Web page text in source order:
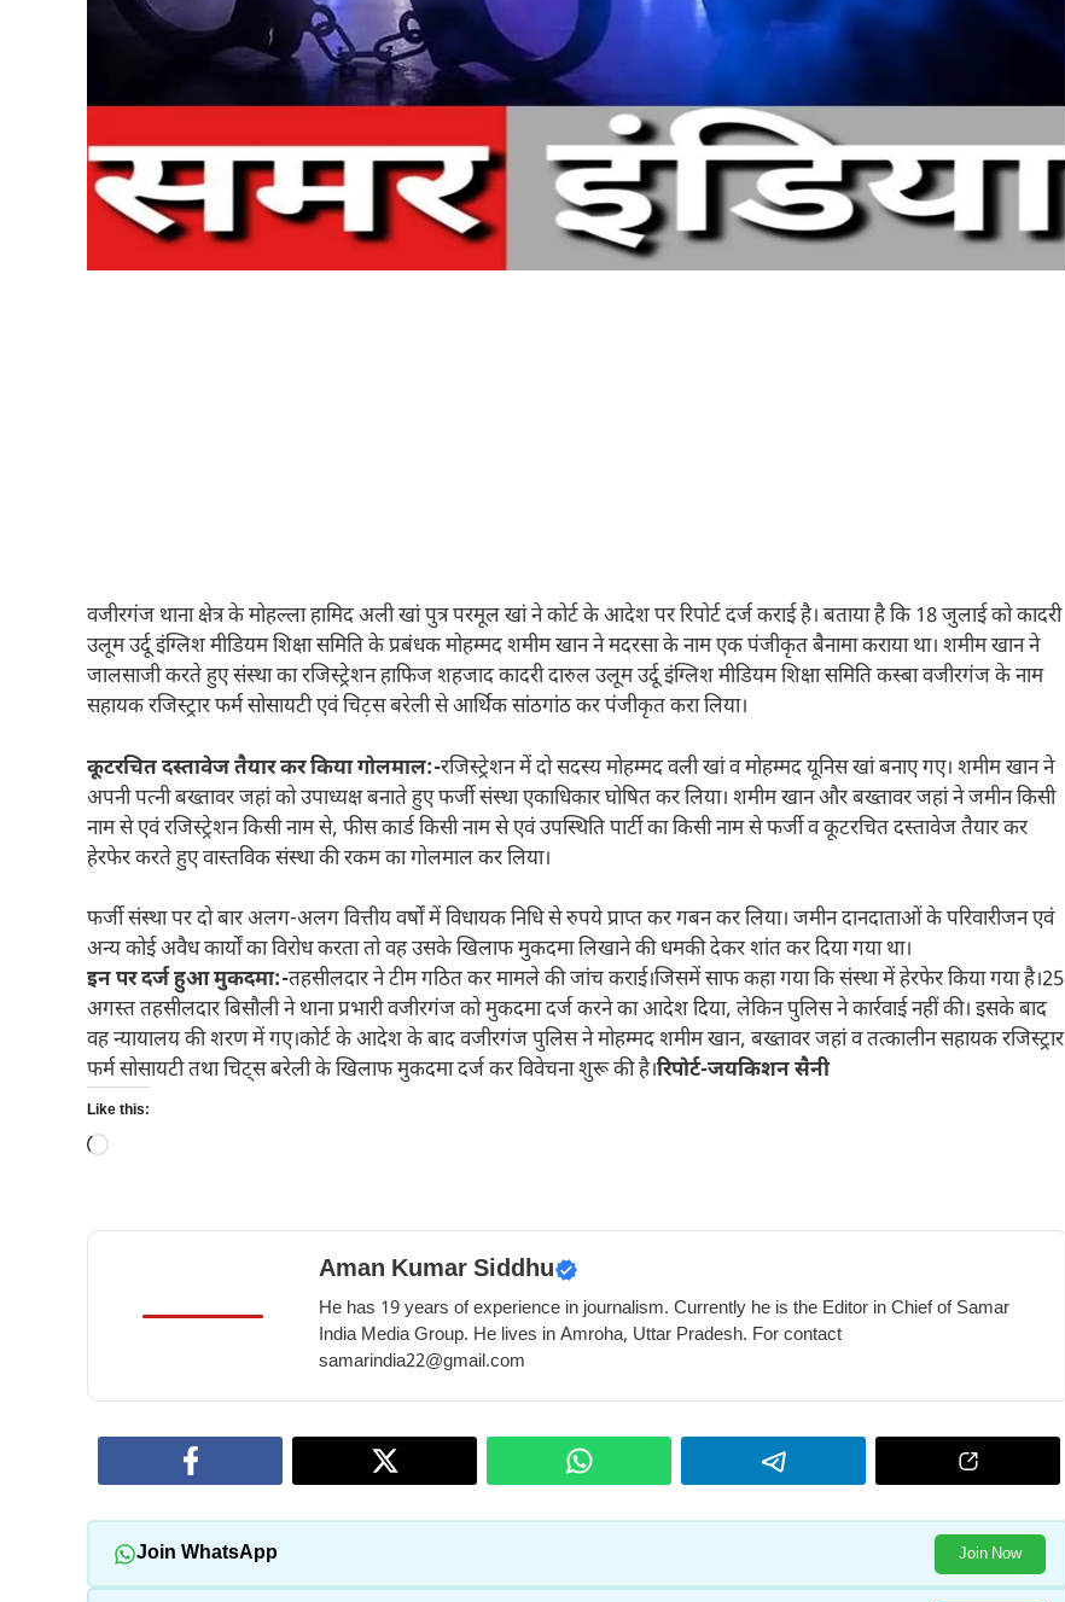
वजीरगंज थाना क्षेत्र के मोहल्ला हामिद अली खां पुत्र परमूल खां ने कोर्ट के आदेश पर रिपोर्ट दर्ज कराई है। बताया है कि 18 जुलाई को कादरी
उलूम उर्दू इंग्लिश मीडियम शिक्षा समिति के प्रबंधक मोहम्मद शमीम खान ने मदरसा के नाम एक पंजीकृत बैनामा कराया था। शमीम खान ने
जालसाजी करते हुए संस्था का रजिस्ट्रेशन हाफिज शहजाद कादरी दारुल उलूम उर्दू इंग्लिश मीडियम शिक्षा समिति कस्बा वजीरगंज के नाम
सहायक रजिस्ट्रार फर्म सोसायटी एवं चिट़स बरेली से आर्थिक सांठगांठ कर पंजीकृत करा लिया।
कूटरचित दस्तावेज तैयार कर किया गोलमाल:-रजिस्ट्रेशन में दो सदस्य मोहम्मद वली खां व मोहम्मद यूनिस खां बनाए गए। शमीम खान ने
अपनी पत्नी बख्तावर जहां को उपाध्यक्ष बनाते हुए फर्जी संस्था एकाधिकार घोषित कर लिया। शमीम खान और बख्तावर जहां ने जमीन किसी
नाम से एवं रजिस्ट्रेशन किसी नाम से, फीस कार्ड किसी नाम से एवं उपस्थिति पार्टी का किसी नाम से फर्जी व कूटरचित दस्तावेज तैयार कर
हेरफेर करते हुए वास्तविक संस्था की रकम का गोलमाल कर लिया।
फर्जी संस्था पर दो बार अलग-अलग वित्तीय वर्षों में विधायक निधि से रुपये प्राप्त कर गबन कर लिया। जमीन दानदाताओं के परिवारीजन एवं
अन्य कोई अवैध कार्यों का विरोध करता तो वह उसके खिलाफ मुकदमा लिखाने की धमकी देकर शांत कर दिया गया था।
इन पर दर्ज हुआ मुकदमा:-तहसीलदार ने टीम गठित कर मामले की जांच कराई।जिसमें साफ कहा गया कि संस्था में हेरफेर किया गया है।25
अगस्त तहसीलदार बिसौली ने थाना प्रभारी वजीरगंज को मुकदमा दर्ज करने का आदेश दिया, लेकिन पुलिस ने कार्रवाई नहीं की। इसके बाद
वह न्यायालय की शरण में गए।कोर्ट के आदेश के बाद वजीरगंज पुलिस ने मोहम्मद शमीम खान, बख्तावर जहां व तत्कालीन सहायक रजिस्ट्रार
फर्म सोसायटी तथा चिट्स बरेली के खिलाफ मुकदमा दर्ज कर विवेचना शुरू की है।रिपोर्ट-जयकिशन सैनी
Like this:
Loading…
Aman Kumar Siddhu
He has 19 years of experience in journalism. Currently he is the Editor in Chief of Samar
India Media Group. He lives in Amroha, Uttar Pradesh. For contact
samarindia22@gmail.com
Join WhatsApp Join Now